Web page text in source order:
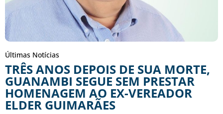
Últimas Notícias
TRÊS ANOS DEPOIS DE SUA MORTE,
GUANAMBI SEGUE SEM PRESTAR
HOMENAGEM AO EX-VEREADOR
ELDER GUIMARÃES